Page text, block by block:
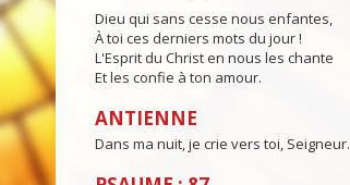
Dieu qui sans cesse nous enfantes,
À toi ces derniers mots du jour !
L'Esprit du Christ en nous les chante
Et les confie à ton amour.
ANTIENNE
Dans ma nuit, je crie vers toi, Seigneur.